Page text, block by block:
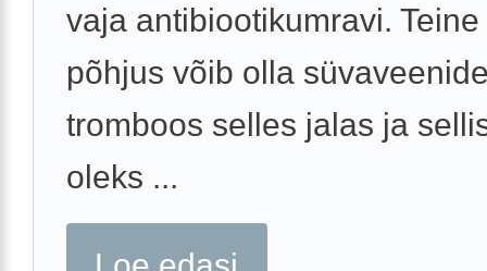
vaja antibiootikumravi.
põhjus võib olla
tromboos selles jalas ja
oleks ...